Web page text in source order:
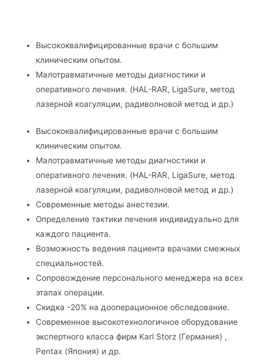
Высококвалифицированные врачи с большим
клиническим опытом.
Малотравматичные методы диагностики и
оперативного лечения. (HAL-RAR, LigaSure, метод
лазерной коагуляции, радиволновой метод и др.)
Высококвалифицированные врачи с большим
клиническим опытом.
Малотравматичные методы диагностики и
оперативного лечения. (HAL-RAR, LigaSure, метод
лазерной коагуляции, радиволновой метод и др.)
Современные методы анестезии.
Определение тактики лечения индивидуально для
каждого пациента.
Возможность ведения пациента врачами смежных
специальностей.
Сопровождение персонального менеджера на всех
этапах операции.
Скидка -20% на дооперационное обследование.
Современное высокотехнологичное оборудование
экспертного класса фирм Karl Storz (Германия) ,
Pentax (Япония) и др.